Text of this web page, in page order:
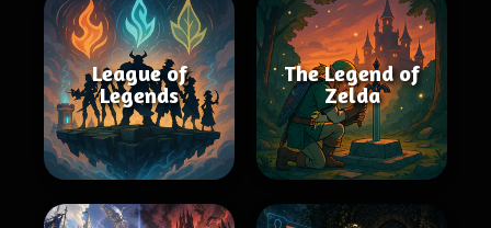
League of
Legends
The Legend of
Zelda